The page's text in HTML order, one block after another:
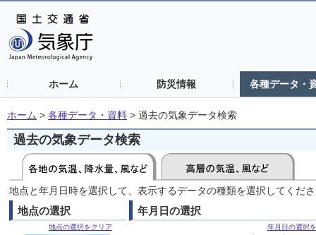
ホーム 防災情報 各種データ・
ホーム > 各種データ・資料 > 過去の気象データ検索
過去の気象データ検索
地点と年月日時を選択して、表示するデータの種類を選択してくだ
地点の選択
地点の選択をクリア
年月日の選択
年月日の選択